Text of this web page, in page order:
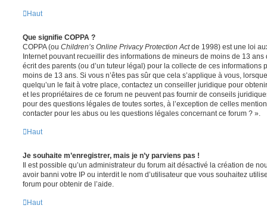
Haut
Que signifie COPPA ?
COPPA (ou Children’s Online Privacy Protection Actde 1998) est une loi
Internet pouvant recueillir des informations de mineurs de moins de 13
écrit des parents (ou d’un tuteur légal) pour la collecte de ces informations
moins de 13 ans. Si vous n’êtes pas sûr que cela s’applique à vous,
quelqu’un le fait à votre place, contactez un conseiller juridique pour
et les propriétaires de ce forum ne peuvent pas fournir de conseils
pour des questions légales de toutes sortes, à l’exception de celles
contacter pour les abus ou les questions légales concernant ce forum ? ».
Haut
Je souhaite m’enregistrer, mais je n’y parviens pas !
Il est possible qu’un administrateur du forum ait désactivé la création de
avoir banni votre IP ou interdit le nom d’utilisateur que vous souhaitez
forum pour obtenir de l’aide.
Haut